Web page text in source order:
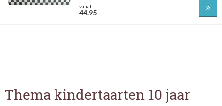
vanaf
44.95
Thema kindertaarten 10 jaar